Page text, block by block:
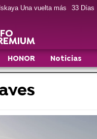
Una vuelta más 33 Días
HONOR Noticias